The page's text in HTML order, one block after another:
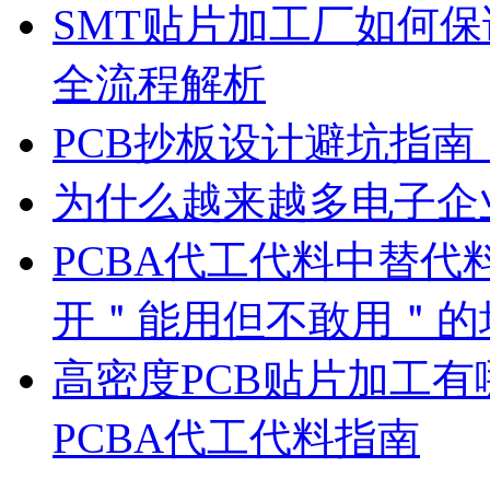
SMT贴片加工厂如何
全流程解析
PCB抄板设计避坑指
为什么越来越多电子
PCBA代工代料中替代
开＂能用但不敢用＂的
高密度PCB贴片加工
PCBA代工代料指南